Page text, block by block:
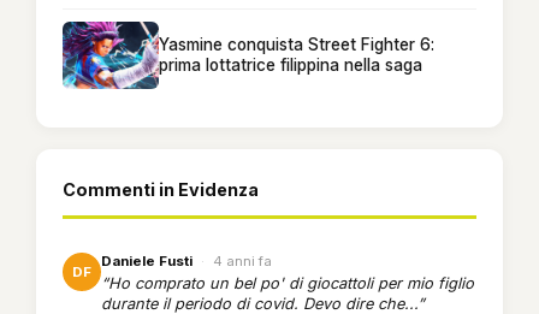
Yasmine conquista Street Fighter 6:
prima lottatrice filippina nella saga
Commenti in Evidenza
DF
Daniele Fusti · 4 anni fa
“Ho comprato un bel po' di giocattoli per mio figlio
durante il periodo di covid. Devo dire che...”